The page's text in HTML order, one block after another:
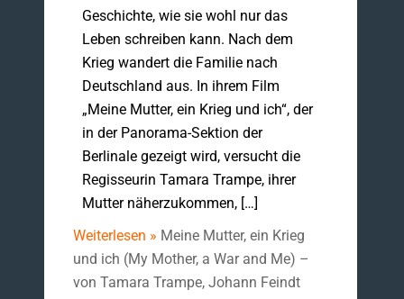
Geschichte, wie sie wohl nur das
Leben schreiben kann. Nach dem
Krieg wandert die Familie nach
Deutschland aus. In ihrem Film
„Meine Mutter, ein Krieg und ich“, der
in der Panorama-Sektion der
Berlinale gezeigt wird, versucht die
Regisseurin Tamara Trampe, ihrer
Mutter näherzukommen, […]
Weiterlesen » Meine Mutter, ein Krieg
und ich (My Mother, a War and Me) –
von Tamara Trampe, Johann Feindt